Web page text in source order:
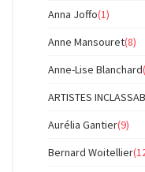
Anna Joffo(1)
Anne Mansouret(8)
Anne-Lise Blanchard
ARTISTES
Aurélia Gantier(9)
Bernard Woitellier